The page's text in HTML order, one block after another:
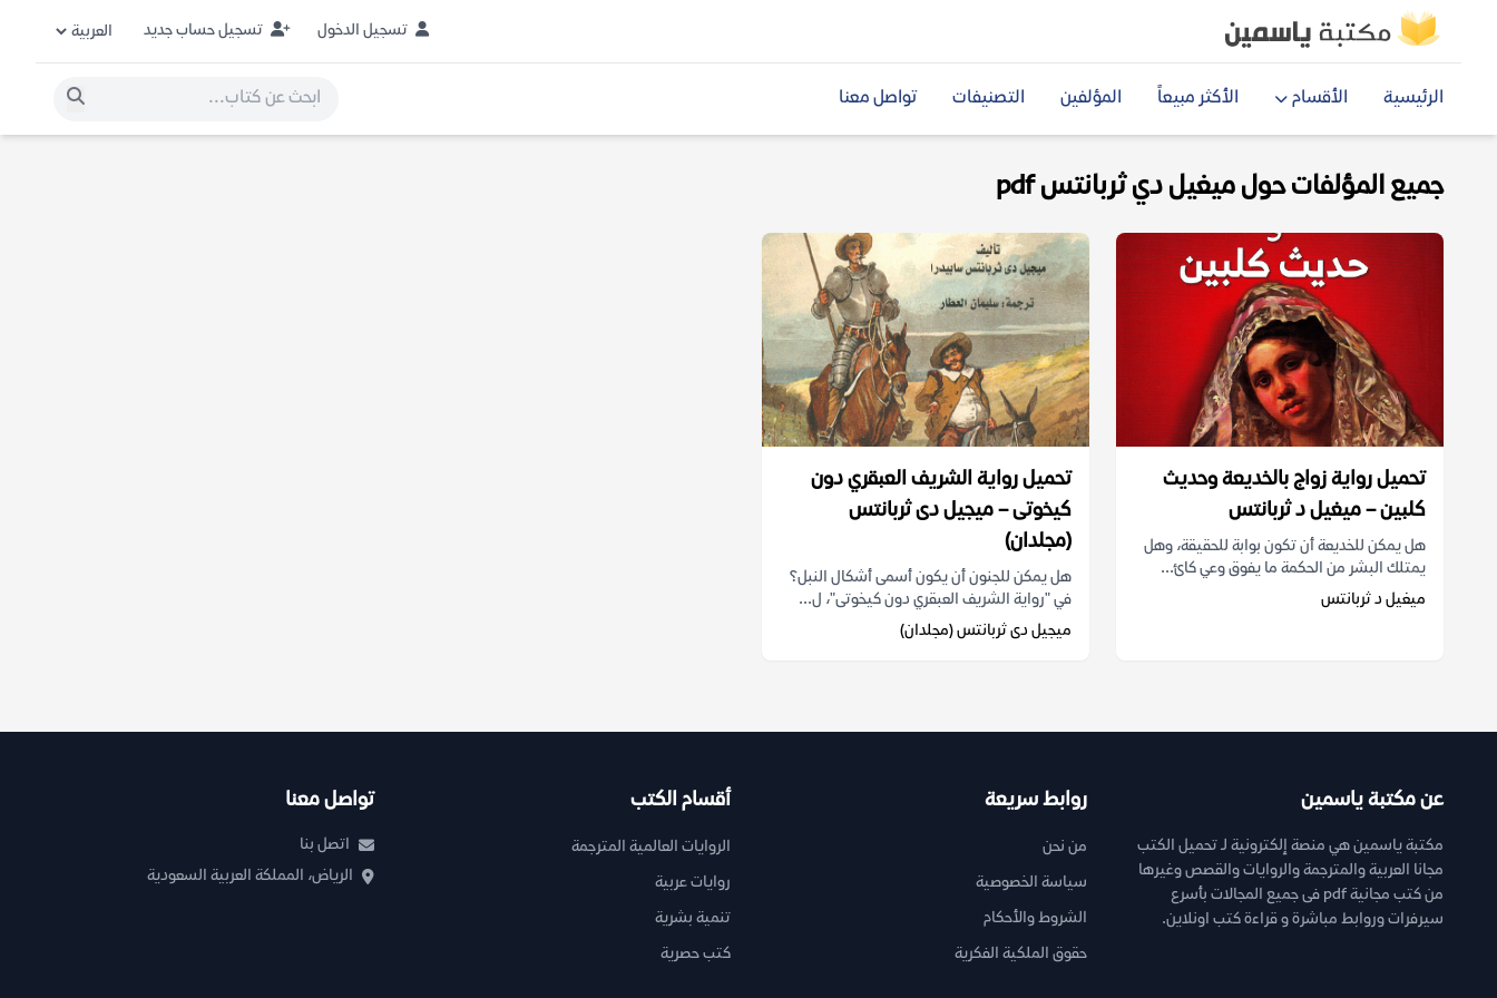
تسجيل الدخول تسجيل حساب جديد
الرئيسية الأقسام الأكثر مبيعاً المؤلفين التصنيفات تواصل معنا
جميع المؤلفات حول ميغيل دي ثربانتس pdf
تحميل رواية زواج بالخديعة وحديث
كلبين – ميغيل د ثربانتس
هل يمكن للخديعة أن تكون بوابة للحقيقة، وهل
يمتلك البشر من الحكمة ما يفوق وعي كائ...
ميغيل د ثربانتس
تحميل رواية الشريف العبقري دون
كيخوتى – ميجيل دى ثربانتس
(مجلدان)
هل يمكن للجنون أن يكون أسمى أشكال النبل؟
في "رواية الشريف العبقري دون كيخوتى"، ل...
ميجيل دى ثربانتس (مجلدان)
عن مكتبة ياسمين
مكتبة ياسمين هي منصة إلكترونية لـ تحميل الكتب
مجانا العربية والمترجمة والروايات والقصص وغيرها
من كتب مجانية pdf فى جميع المجالات بأسرع
سيرفرات وروابط مباشرة و قراءة كتب اونلاين.
روابط سريعة
من نحن
سياسة الخصوصية
الشروط والأحكام
حقوق الملكية الفكرية
أقسام الكتب
الروايات العالمية المترجمة
روايات عربية
تنمية بشرية
كتب حصرية
تواصل معنا
اتصل بنا
الرياض، المملكة العربية السعودية